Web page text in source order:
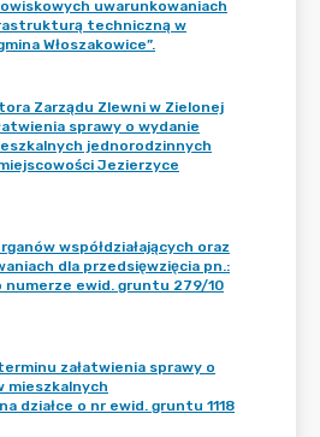
uwarunkowaniach
techniczną w
Włoszakowice”.
Zarządu Zlewni w Zielonej
sprawy o wydanie
jednorodzinnych
Jezierzyce
współdziałających oraz
dla przedsięwzięcia pn.:
numerze ewid. gruntu 279/10
załatwienia sprawy o
mieszkalnych
działce o nr ewid. gruntu 1118